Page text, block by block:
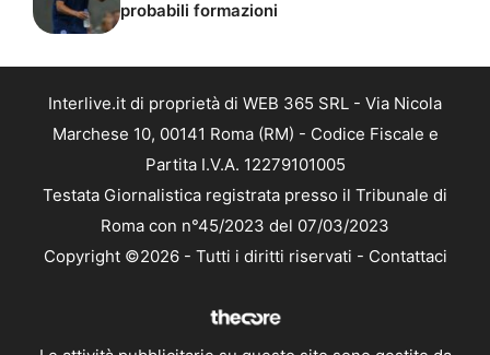
probabili formazioni
Interlive.it di proprietà di WEB 365 SRL - Via Nicola
Marchese 10, 00141 Roma (RM) - Codice Fiscale e
Partita I.V.A. 12279101005
Testata Giornalistica registrata presso il Tribunale di
Roma con n°45/2023 del 07/03/2023
Copyright ©2026 - Tutti i diritti riservati - Contattaci